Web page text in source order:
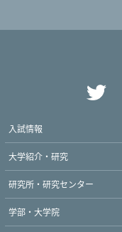
入試情報
大学紹介・研究
研究所・研究センター
学部・大学院